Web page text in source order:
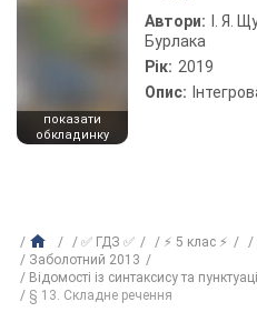
показати
обкладинку
Автори:
І. Я.
Бурлака
Рік: 2019
Опис:
✅ ГДЗ ✅ ⚡ 5 клас ⚡
Заболотний 2013
Відомості із синтаксису та
§ 13. Складне речення